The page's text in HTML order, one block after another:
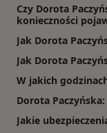
Czy Dorota
konieczności
Jak Dorota
Jak Dorota
W jakich
Dorota
Jakie